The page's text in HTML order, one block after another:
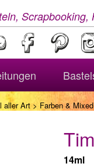
Scrapbooking,
aller Art> Farben &
14ml